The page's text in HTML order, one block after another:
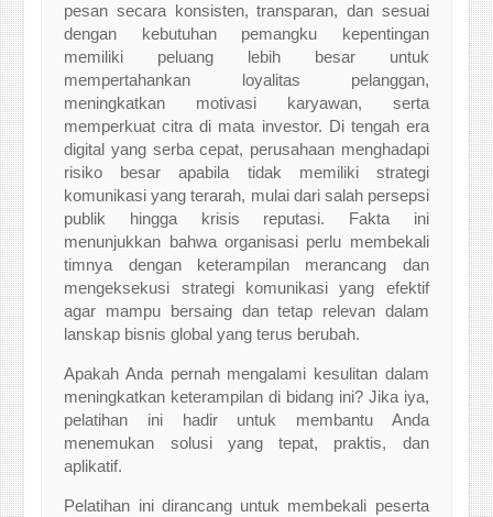
pesan secara konsisten, transparan, dan sesuai
dengan kebutuhan pemangku kepentingan
memiliki peluang lebih besar untuk
mempertahankan loyalitas pelanggan,
meningkatkan motivasi karyawan, serta
memperkuat citra di mata investor. Di tengah era
digital yang serba cepat, perusahaan menghadapi
risiko besar apabila tidak memiliki strategi
komunikasi yang terarah, mulai dari salah persepsi
publik hingga krisis reputasi. Fakta ini
menunjukkan bahwa organisasi perlu membekali
timnya dengan keterampilan merancang dan
mengeksekusi strategi komunikasi yang efektif
agar mampu bersaing dan tetap relevan dalam
lanskap bisnis global yang terus berubah.
Apakah Anda pernah mengalami kesulitan dalam
meningkatkan keterampilan di bidang ini? Jika iya,
pelatihan ini hadir untuk membantu Anda
menemukan solusi yang tepat, praktis, dan
aplikatif.
Pelatihan ini dirancang untuk membekali peserta